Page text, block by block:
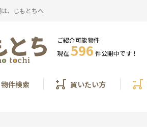
、じもとちへ
ご紹介可能物件
現在596 件公開中です！
物件検索 買いたい方